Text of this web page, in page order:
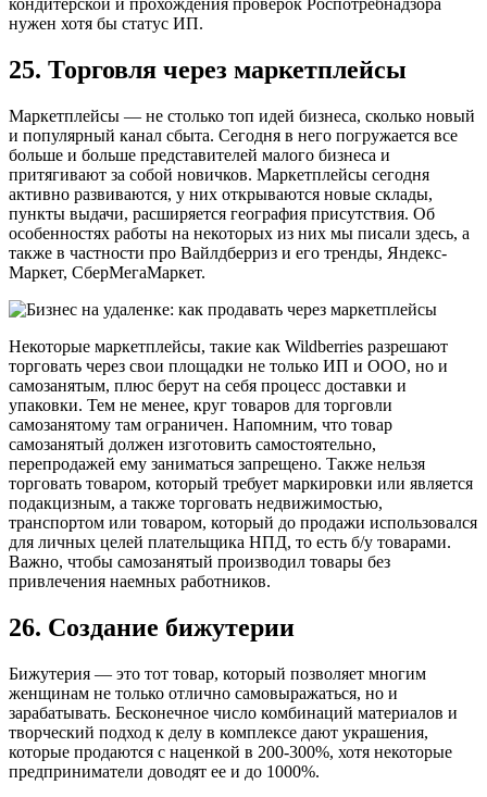
кондитерской и прохождения проверок Роспотребнадзора
нужен хотя бы статус ИП.
25. Торговля через маркетплейсы
Маркетплейсы — не столько топ идей бизнеса, сколько новый
и популярный канал сбыта. Сегодня в него погружается все
больше и больше представителей малого бизнеса и
притягивают за собой новичков. Маркетплейсы сегодня
активно развиваются, у них открываются новые склады,
пункты выдачи, расширяется география присутствия. Об
особенностях работы на некоторых из них мы писали здесь, а
также в частности про Вайлдберриз и его тренды, Яндекс-
Маркет, СберМегаМаркет.
Некоторые маркетплейсы, такие как Wildberries разрешают
торговать через свои площадки не только ИП и ООО, но и
самозанятым, плюс берут на себя процесс доставки и
упаковки. Тем не менее, круг товаров для торговли
самозанятому там ограничен. Напомним, что товар
самозанятый должен изготовить самостоятельно,
перепродажей ему заниматься запрещено. Также нельзя
торговать товаром, который требует маркировки или является
подакцизным, а также торговать недвижимостью,
транспортом или товаром, который до продажи использовался
для личных целей плательщика НПД, то есть б/у товарами.
Важно, чтобы самозанятый производил товары без
привлечения наемных работников.
26. Создание бижутерии
Бижутерия — это тот товар, который позволяет многим
женщинам не только отлично самовыражаться, но и
зарабатывать. Бесконечное число комбинаций материалов и
творческий подход к делу в комплексе дают украшения,
которые продаются с наценкой в 200-300%, хотя некоторые
предприниматели доводят ее и до 1000%.